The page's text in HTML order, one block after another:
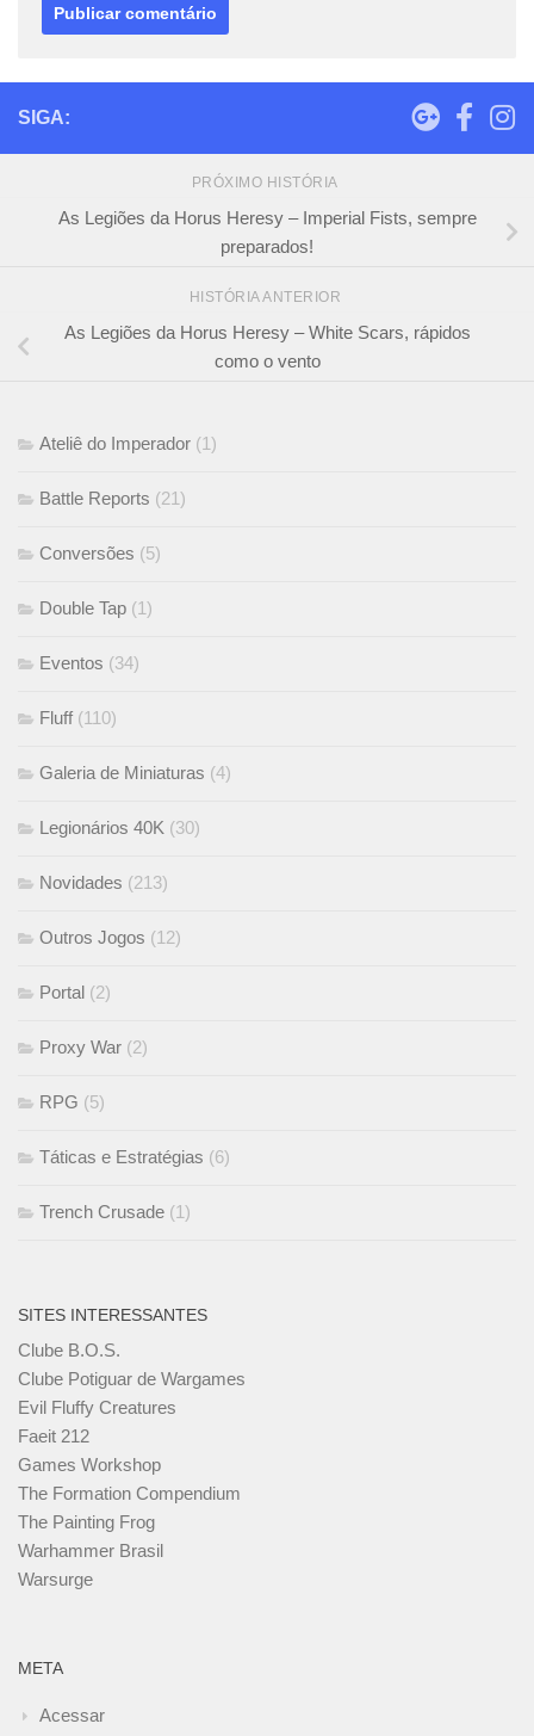
SIGA:
PRÓXIMO HISTÓRIA
As Legiões da Horus Heresy – Imperial Fists, sempre
preparados!
HISTÓRIA ANTERIOR
As Legiões da Horus Heresy – White Scars, rápidos
como o vento
Ateliê do Imperador (1)
Battle Reports (21)
Conversões (5)
Double Tap (1)
Eventos (34)
Fluff (110)
Galeria de Miniaturas (4)
Legionários 40K (30)
Novidades (213)
Outros Jogos (12)
Portal (2)
Proxy War (2)
RPG (5)
Táticas e Estratégias (6)
Trench Crusade (1)
SITES INTERESSANTES
Clube B.O.S.
Clube Potiguar de Wargames
Evil Fluffy Creatures
Faeit 212
Games Workshop
The Formation Compendium
The Painting Frog
Warhammer Brasil
Warsurge
META
Acessar